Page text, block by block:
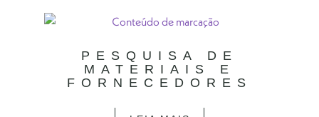
PESQUISA DE
MATERIAIS E
FORNECEDORES